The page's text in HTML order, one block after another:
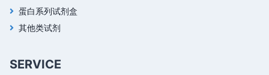
蛋白系列试剂盒
其他类试剂
SERVICE